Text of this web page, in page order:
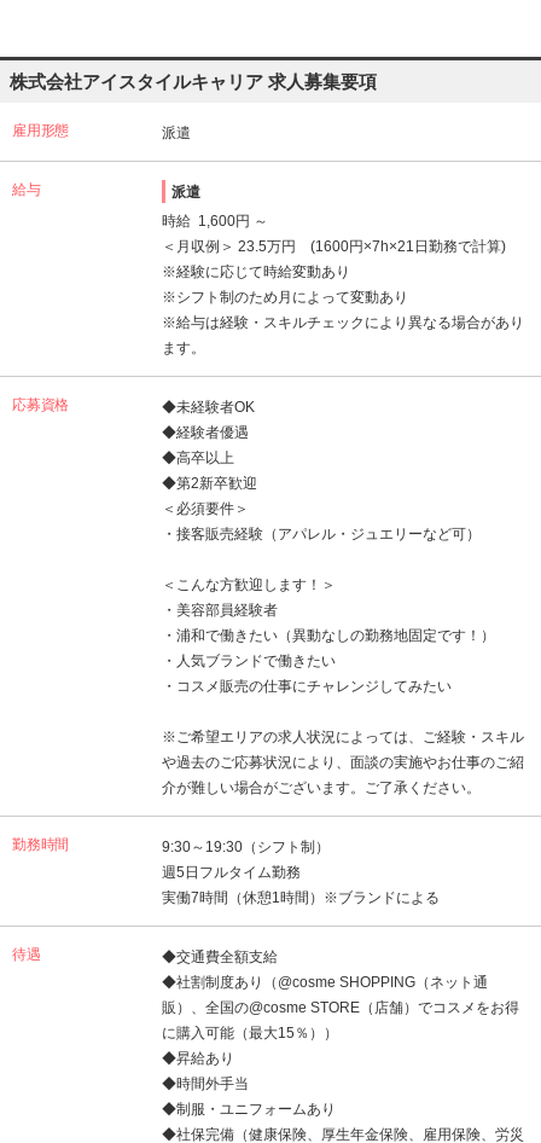
株式会社アイスタイルキャリア 求人募集要項
雇用形態 派遣
給与
派遣
時給 1,600円 ～
＜月収例＞ 23.5万円 (1600円×7h×21日勤務で計算)
※経験に応じて時給変動あり
※シフト制のため月によって変動あり
※給与は経験・スキルチェックにより異なる場合があり
ます。
応募資格
◆未経験者OK
◆経験者優遇
◆高卒以上
◆第2新卒歓迎
＜必須要件＞
・接客販売経験（アパレル・ジュエリーなど可）
＜こんな方歓迎します！＞
・美容部員経験者
・浦和で働きたい（異動なしの勤務地固定です！）
・人気ブランドで働きたい
・コスメ販売の仕事にチャレンジしてみたい
※ご希望エリアの求人状況によっては、ご経験・スキル
や過去のご応募状況により、面談の実施やお仕事のご紹
介が難しい場合がございます。ご了承ください。
勤務時間
9:30～19:30（シフト制）
週5日フルタイム勤務
実働7時間（休憩1時間）※ブランドによる
待遇
◆交通費全額支給
◆社割制度あり（@cosme SHOPPING（ネット通
販）、全国の@cosme STORE（店舗）でコスメをお得
に購入可能（最大15％））
◆昇給あり
◆時間外手当
◆制服・ユニフォームあり
◆社保完備（健康保険、厚生年金保険、雇用保険、労災